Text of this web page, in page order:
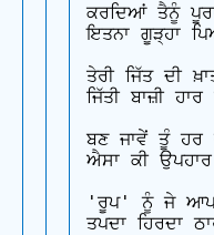
ਕਰਦਿਆਂ ਤੈਨੂੰ
ਇਤਨਾ ਗੂੜ੍ਹਾ
ਤੇਰੀ ਜਿੱਤ ਦੀ
ਜਿੱਤੀ ਬਾਜ਼ੀ
ਬਣ ਜਾਵੇਂ ਤੂੰ ਹਰ
ਐਸਾ ਕੀ
'ਰੂਪ' ਨੂੰ ਜੇ